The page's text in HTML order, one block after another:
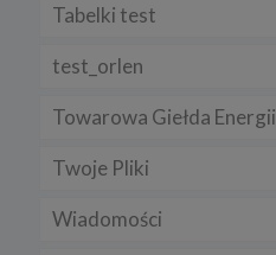
Tabelki test
test_orlen
Towarowa Giełda Energii
Twoje Pliki
Wiadomości